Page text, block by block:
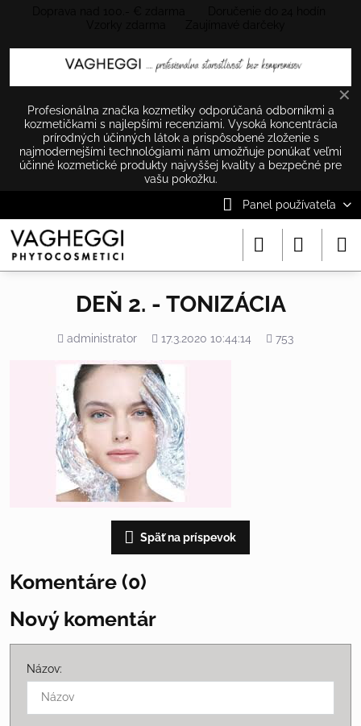
✕
Profesionálna značka kozmetiky odporúčaná odborníkmi a
kozmetičkami s najlepšími recenziami. Vysoká koncentrácia
prírodných účinných látok a prispôsobené zloženie s
najmodernejšími technológiami nám umožňuje ponúkať veľmi
účinné kozmetické produkty najvyššej kvality a bezpečné pre
vašu pokožku.
Panel používateľa
DEŇ 2. - TONIZÁCIA
Pridal
administrator Pridané
17.3.2020 10:44:14
Počet
753
Späť na príspevok
Komentáre (0)
Nový komentár
Názov: